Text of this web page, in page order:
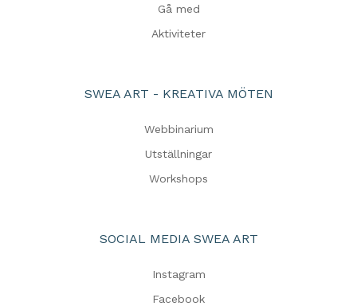
Gå med
Aktiviteter
SWEA ART - KREATIVA MÖTEN
Webbinarium
Utställningar
Workshops
SOCIAL MEDIA SWEA ART
Instagram
Facebook